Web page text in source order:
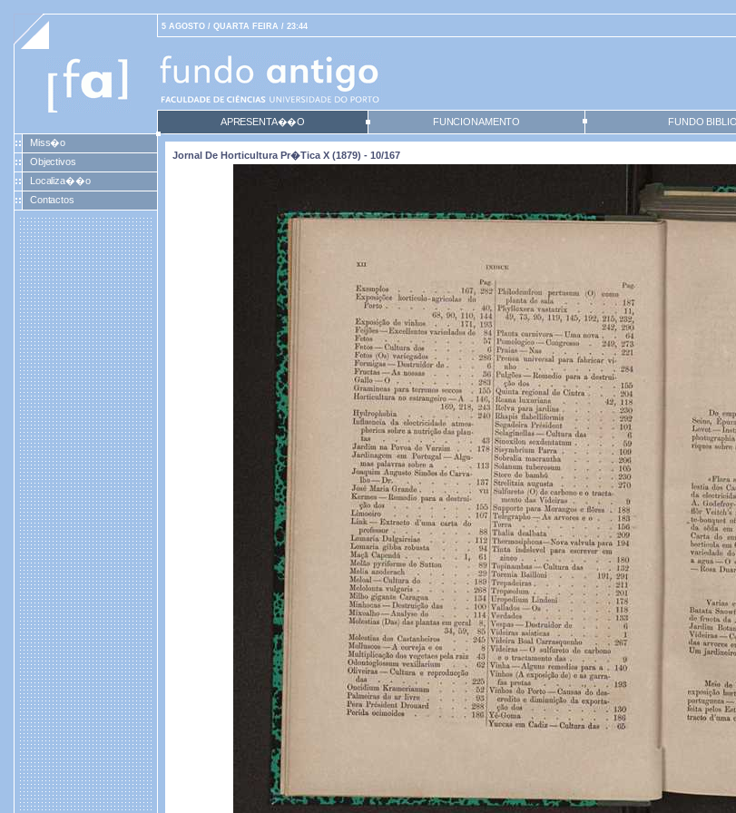
5 AGOSTO / QUARTA FEIRA / 23:44
APRESENTA��O FUNCIONAMENTO FUNDO
Miss�o
Objectivos
Localiza��o
Contactos
Jornal De Horticultura Pr�tica X (1879) - 10/167